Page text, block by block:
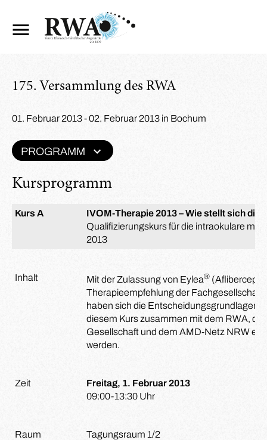
175. Versammlung des RWA
Kursprogramm
Kurs A
IVOM-Therapie 2013 – Wie stellt sich die
Qualifizierungskurs für die intraokulare
2013
Inhalt Mit der Zulassung von Eylea® (Aflibercept)
Therapieempfehlung der
haben sich die Entscheidungsgrundlagen
diesem Kurs zusammen mit dem RWA,
Gesellschaft und dem AMD-Netz NRW
werden.
Zeit
Freitag, 1. Februar 2013
09:00-13:30 Uhr
Raum Tagungsraum 1/2
01. Februar 2013 - 02. Februar 2013 in Bochum
PROGRAMM